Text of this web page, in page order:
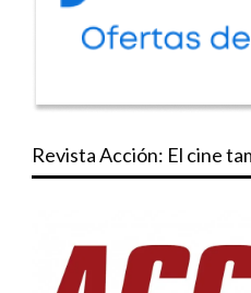
Revista Acción: El cine